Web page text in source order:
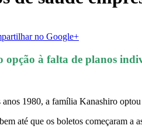
no Google+
opção à falta de planos
1980, a família Kanashiro
até que os boletos começaram